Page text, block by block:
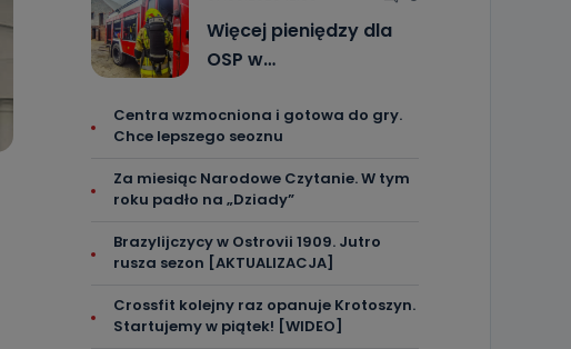
Więcej pieniędzy dla
OSP w…
Centra wzmocniona i gotowa do gry.
Chce lepszego seoznu
Za miesiąc Narodowe Czytanie. W tym
roku padło na „Dziady”
Brazylijczycy w Ostrovii 1909. Jutro
rusza sezon [AKTUALIZACJA]
Crossfit kolejny raz opanuje Krotoszyn.
Startujemy w piątek! [WIDEO]